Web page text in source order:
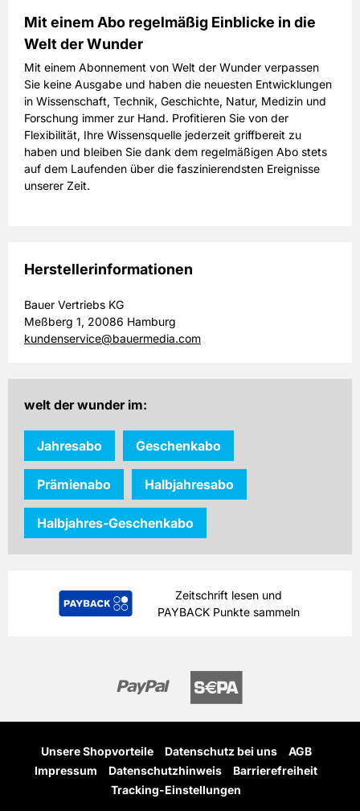
Mit einem Abo regelmäßig Einblicke in die
Welt der Wunder
Mit einem Abonnement von Welt der Wunder verpassen
Sie keine Ausgabe und haben die neuesten Entwicklungen
in Wissenschaft, Technik, Geschichte, Natur, Medizin und
Forschung immer zur Hand. Profitieren Sie von der
Flexibilität, Ihre Wissensquelle jederzeit griffbereit zu
haben und bleiben Sie dank dem regelmäßigen Abo stets
auf dem Laufenden über die faszinierendsten Ereignisse
unserer Zeit.
Herstellerinformationen
Bauer Vertriebs KG
Meßberg 1, 20086 Hamburg
kundenservice@bauermedia.com
welt der wunder im:
Jahresabo Geschenkabo
Prämienabo Halbjahresabo
Halbjahres-Geschenkabo
Zeitschrift lesen und
PAYBACK Punkte sammeln
Unsere Shopvorteile Datenschutz bei uns
AGB
Impressum
Datenschutzhinweis
Barrierefreiheit
Tracking-Einstellungen